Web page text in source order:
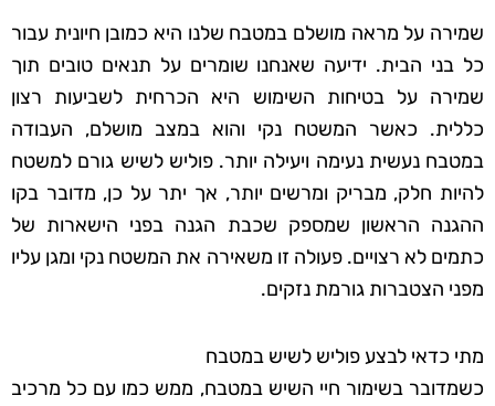
שמירה על מראה מושלם במטבח שלנו היא כמובן חיונית עבור
כל בני הבית. ידיעה שאנחנו שומרים על תנאים טובים תוך
שמירה על בטיחות השימוש היא הכרחית לשביעות רצון
כללית. כאשר המשטח נקי והוא במצב מושלם, העבודה
במטבח נעשית נעימה ויעילה יותר. פוליש לשיש גורם למשטח
להיות חלק, מבריק ומרשים יותר, אך יתר על כן, מדובר בקו
ההגנה הראשון שמספק שכבת הגנה בפני הישארות של
כתמים לא רצויים. פעולה זו משאירה את המשטח נקי ומגן עליו
מפני הצטברות גורמת נזקים.
מתי כדאי לבצע פוליש לשיש במטבח
כשמדובר בשימור חיי השיש במטבח, ממש כמו עם כל מרכיב